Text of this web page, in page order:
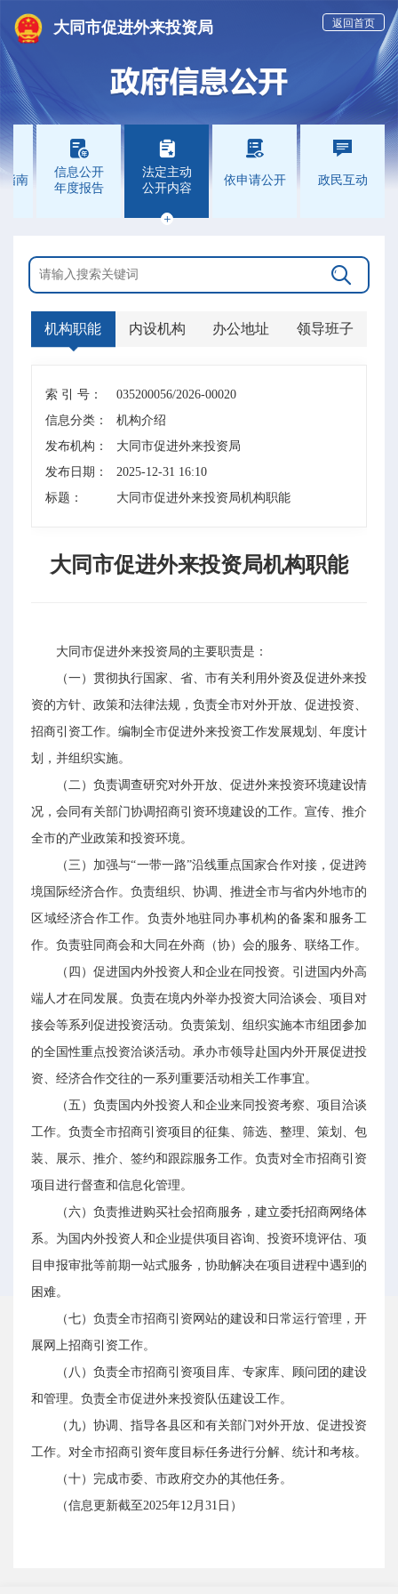
大同市促进外来投资局 返回首页
指南

信息公开
年度报告

法定主动
公开内容


依申请公开

政民互动

机构职能 内设机构 办公地址 领导班子
索 引 号：
035200056/2026-00020
信息分类：
机构介绍
发布机构：
大同市促进外来投资局
发布日期：
2025-12-31 16:10
标题：
大同市促进外来投资局机构职能
大同市促进外来投资局机构职能
大同市促进外来投资局的主要职责是：
（一）贯彻执行国家、省、市有关利用外资及促进外来投
资的方针、政策和法律法规，负责全市对外开放、促进投资、
招商引资工作。编制全市促进外来投资工作发展规划、年度计
划，并组织实施。
（二）负责调查研究对外开放、促进外来投资环境建设情
况，会同有关部门协调招商引资环境建设的工作。宣传、推介
全市的产业政策和投资环境。
（三）加强与“一带一路”沿线重点国家合作对接，促进跨
境国际经济合作。负责组织、协调、推进全市与省内外地市的
区域经济合作工作。负责外地驻同办事机构的备案和服务工
作。负责驻同商会和大同在外商（协）会的服务、联络工作。
（四）促进国内外投资人和企业在同投资。引进国内外高
端人才在同发展。负责在境内外举办投资大同洽谈会、项目对
接会等系列促进投资活动。负责策划、组织实施本市组团参加
的全国性重点投资洽谈活动。承办市领导赴国内外开展促进投
资、经济合作交往的一系列重要活动相关工作事宜。
（五）负责国内外投资人和企业来同投资考察、项目洽谈
工作。负责全市招商引资项目的征集、筛选、整理、策划、包
装、展示、推介、签约和跟踪服务工作。负责对全市招商引资
项目进行督查和信息化管理。
（六）负责推进购买社会招商服务，建立委托招商网络体
系。为国内外投资人和企业提供项目咨询、投资环境评估、项
目申报审批等前期一站式服务，协助解决在项目进程中遇到的
困难。
（七）负责全市招商引资网站的建设和日常运行管理，开
展网上招商引资工作。
（八）负责全市招商引资项目库、专家库、顾问团的建设
和管理。负责全市促进外来投资队伍建设工作。
（九）协调、指导各县区和有关部门对外开放、促进投资
工作。对全市招商引资年度目标任务进行分解、统计和考核。
（十）完成市委、市政府交办的其他任务。
（信息更新截至2025年12月31日）